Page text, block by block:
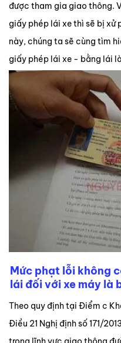
được tham gia giao thông.
giấy phép lái xe thì sẽ bị xử
này, chúng ta sẽ cùng tìm
giấy phép lái xe - bằng lái
Mức phạt lỗi không
lái đối với xe máy là
Theo quy định tại Điểm c
Điều 21 Nghị định số 171/